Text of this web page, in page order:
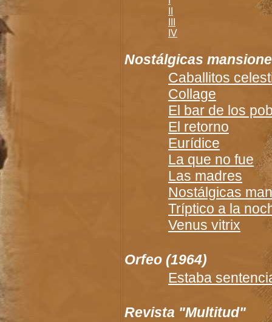
IV
Nostálgicas
Caballitos
Collage
El bar de los
El retorno
Eurídice
La que no fue
Las madres
Nostálgicas
Tríptico a la
Venus vitrix
Orfeo (1964)
Estaba
Revista "Multitud"